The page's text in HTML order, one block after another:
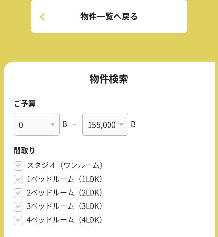
物件一覧へ戻る
物件検索
ご予算
B - B
間取り
スタジオ（ワンルーム）
1ベッドルーム（1LDK）
2ベッドルーム（2LDK）
3ベッドルーム（3LDK）
4ベッドルーム（4LDK）